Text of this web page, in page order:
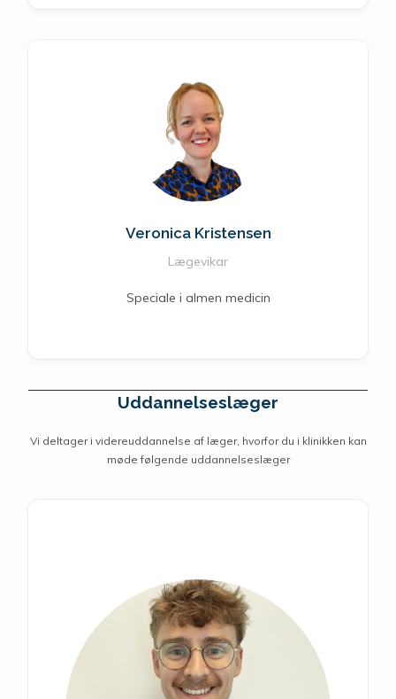
Veronica Kristensen
Lægevikar
Speciale i almen medicin
Uddannelseslæger
Vi deltager i videreuddannelse af læger, hvorfor du i klinikken kan
møde følgende uddannelseslæger